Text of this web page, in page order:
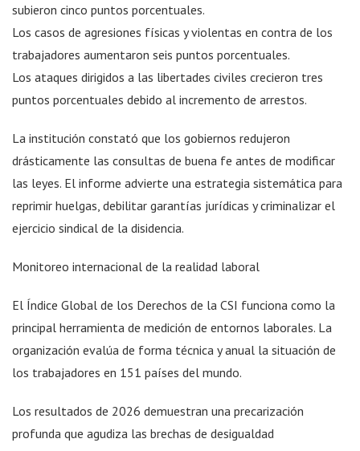
subieron cinco puntos porcentuales.
Los casos de agresiones físicas y violentas en contra de los
trabajadores aumentaron seis puntos porcentuales.
Los ataques dirigidos a las libertades civiles crecieron tres
puntos porcentuales debido al incremento de arrestos.
La institución constató que los gobiernos redujeron
drásticamente las consultas de buena fe antes de modificar
las leyes. El informe advierte una estrategia sistemática para
reprimir huelgas, debilitar garantías jurídicas y criminalizar el
ejercicio sindical de la disidencia.
Monitoreo internacional de la realidad laboral
El Índice Global de los Derechos de la CSI funciona como la
principal herramienta de medición de entornos laborales. La
organización evalúa de forma técnica y anual la situación de
los trabajadores en 151 países del mundo.
Los resultados de 2026 demuestran una precarización
profunda que agudiza las brechas de desigualdad